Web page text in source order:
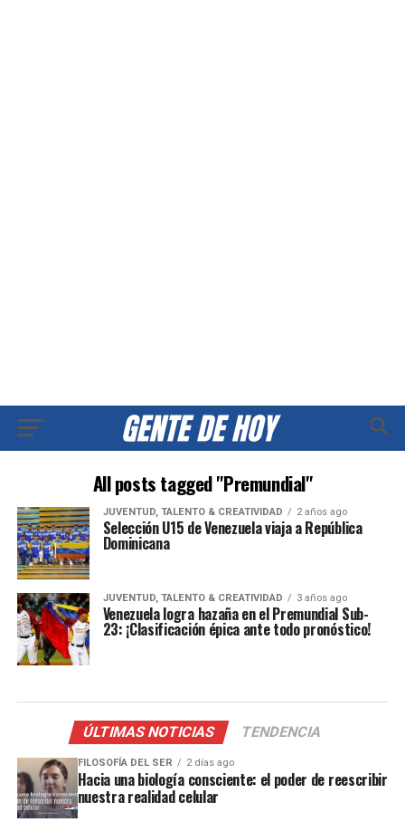
All posts tagged "Premundial"
JUVENTUD, TALENTO & CREATIVIDAD 2 años ago
Selección U15 de Venezuela viaja a República
Dominicana
JUVENTUD, TALENTO & CREATIVIDAD 3 años ago
Venezuela logra hazaña en el Premundial Sub-
23: ¡Clasificación épica ante todo pronóstico!
ÚLTIMAS NOTICIAS TENDENCIA
FILOSOFÍA DEL SER 2 días ago
Hacia una biología consciente: el poder de reescribir
nuestra realidad celular